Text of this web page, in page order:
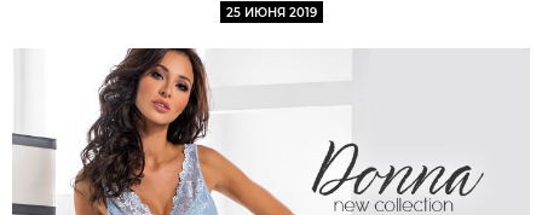
25 ИЮНЯ 2019